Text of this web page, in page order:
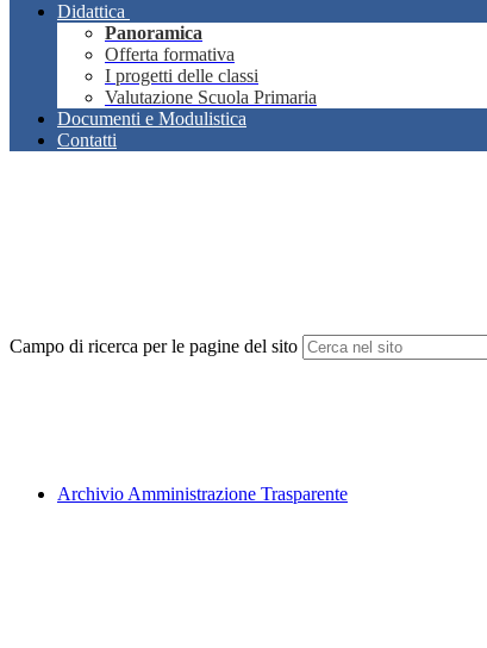
Didattica
Panoramica
Offerta formativa
I progetti delle classi
Valutazione Scuola Primaria
Documenti e Modulistica
Contatti
Campo di ricerca per le pagine del sito
Archivio Amministrazione Trasparente